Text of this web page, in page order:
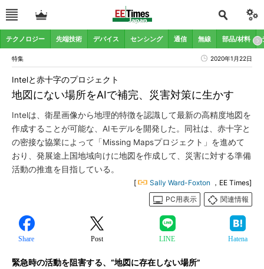
テクノロジー 先端技術 デバイス センシング 通信 無線 部品/材料
特集 2020年1月22日
地図にない場所をAIで補完、災害対策に生かす
Intelと赤十字のプロジェクト
Intelは、衛星画像から地理的特徴を認識して最新の高精度地図を
作成することが可能な、AIモデルを開発した。同社は、赤十字と
の密接な協業によって「Missing Mapsプロジェクト」を進めて
おり、発展途上国地域向けに地図を作成して、災害に対する準備
活動の推進を目指している。
[ Sally Ward-Foxton ，EE Times]
PC用表示
関連情報
Share Post LINE Hatena
緊急時の活動を阻害する、“地図に存在しない場所”